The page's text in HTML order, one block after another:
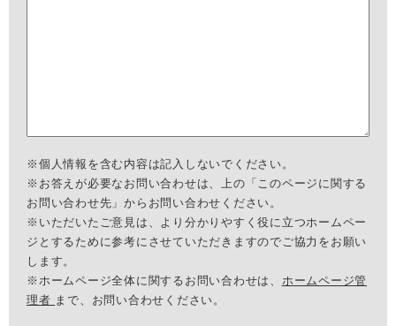
※個人情報を含む内容は記入しないでください。
※お答えが必要なお問い合わせは、上の「このページに関する
お問い合わせ先」からお問い合わせください。
※いただいたご意見は、より分かりやすく役に立つホームペー
ジとするために参考にさせていただきますのでご協力をお願い
します。
※ホームページ全体に関するお問い合わせは、 ホームページ管
理者 まで、お問い合わせください。